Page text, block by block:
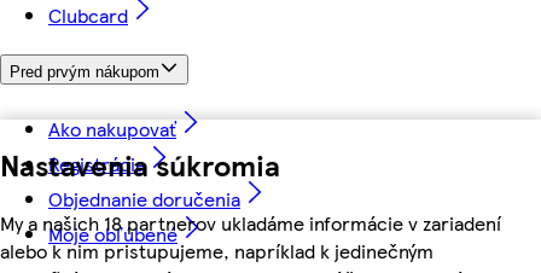
Nastavenia súkromia
My a našich 18 partnerov ukladáme informácie v zariadení
alebo k nim pristupujeme, napríklad k jedinečným
Clubcard
Pred prvým nákupom
Ako nakupovať
Registrácia
Objednanie doručenia
Moje obľúbené